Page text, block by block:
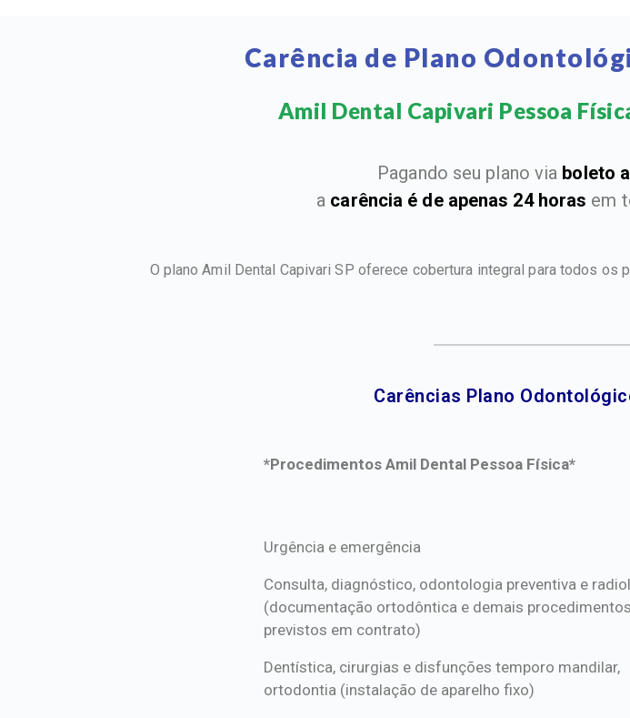
Carência de Plano
Amil Dental Capivari Pessoa
Pagando seu plano via boleto
a carência é de apenas 24 horas em
O plano Amil Dental Capivari SP oferece cobertura integral para todos os
Carências Plano
*Procedimentos Amil Dental Pessoa Física*
*Procedimentos Amil Dental Pessoa Física*
Urgência e emergência
Consulta, diagnóstico, odontologia preventiva e
(documentação ortodôntica e demais procedimentos
previstos em contrato)
Dentística, cirurgias e disfunções temporo mandilar,
ortodontia (instalação de aparelho fixo)